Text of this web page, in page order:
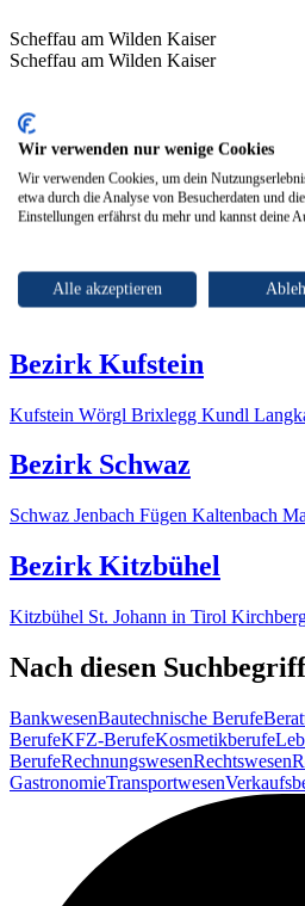
Scheffau am Wilden Kaiser
Scheffau am Wilden Kaiser
himmel. Studio
Sonnwies 14, Scheffau am Wilden
Diesem Arbeitgeber folgen
Bezirk Kufstein
Kufstein Wörgl Brixlegg Kundl
Bezirk Schwaz
Schwaz Jenbach Fügen Kaltenbach
Bezirk Kitzbühel
Kitzbühel St. Johann in Tirol
Nach diesen
BankwesenBautechnische Berufe
BerufeKFZ-BerufeKosmetikberufe
BerufeRechnungswesenRechtswesen
GastronomieTransportwesen
Wir verwenden nur wenige Cookies
Wir verwenden Cookies, um dein
etwa durch die Analyse von Besucherdaten und
Einstellungen erfährst du mehr und kannst deine
Alle akzeptieren